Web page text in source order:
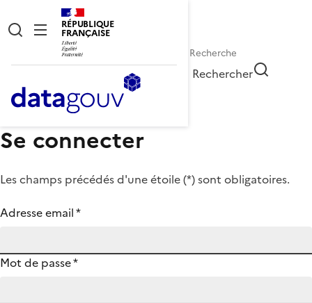
RÉPUBLIQUE
FRANÇAISE
Rechercher
Se connecter
Les champs précédés d'une étoile (*) sont obligatoires.
Adresse email*
Mot de passe*